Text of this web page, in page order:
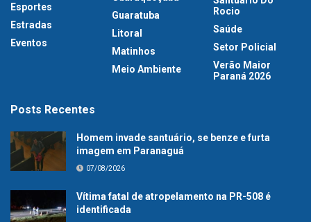
Esportes
Estradas
Eventos
Guaratuba
Litoral
Matinhos
Meio Ambiente
Rocio
Saúde
Setor Policial
Verão Maior
Paraná 2026
Posts Recentes
Homem invade santuário, se benze e furta
imagem em Paranaguá
07/08/2026
Vítima fatal de atropelamento na PR-508 é
identificada